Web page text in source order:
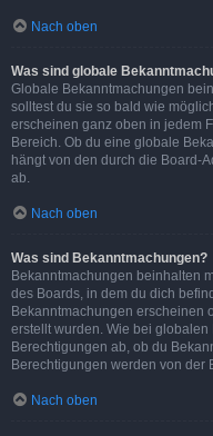
Nach oben
Was sind globale
Globale Bekanntmachungen
solltest du sie so bald wie
erscheinen ganz oben in jedem
Bereich. Ob du eine globale
hängt von den durch die Board-
ab.
Nach oben
Was sind Bekanntmachungen?
Bekanntmachungen beinhalten
des Boards, in dem du dich
Bekanntmachungen erscheinen
erstellt wurden. Wie bei
Berechtigungen ab, ob du
Berechtigungen werden von der
Nach oben